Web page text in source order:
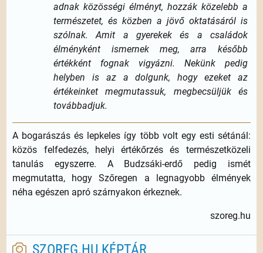
adnak közösségi élményt, hozzák közelebb a
természetet, és közben a jövő oktatásáról is
szólnak. Amit a gyerekek és a családok
élményként ismernek meg, arra később
értékként fognak vigyázni. Nekünk pedig
helyben is az a dolgunk, hogy ezeket az
értékeinket megmutassuk, megbecsüljük és
továbbadjuk.
A bogarászás és lepkeles így több volt egy esti sétánál:
közös felfedezés, helyi értékőrzés és természetközeli
tanulás egyszerre. A Budzsáki-erdő pedig ismét
megmutatta, hogy Szőregen a legnagyobb élmények
néha egészen apró szárnyakon érkeznek.
szoreg.hu
SZOREG.HU KÉPTÁR